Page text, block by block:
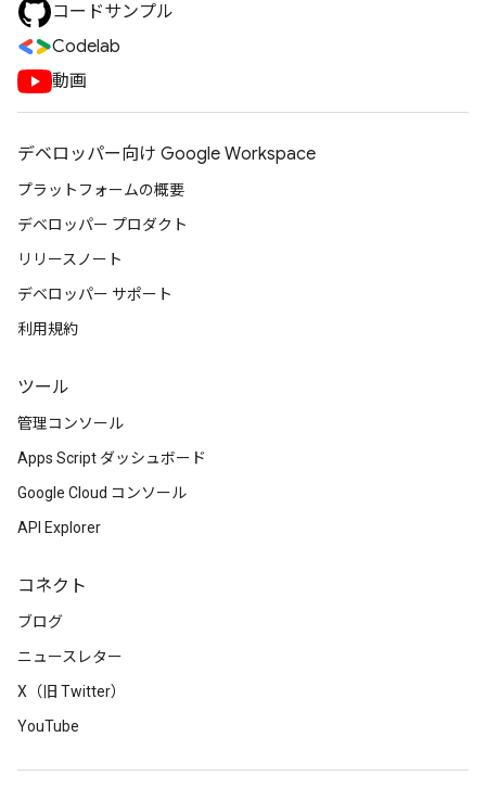
コードサンプル
Codelab
動画
デベロッパー向け Google Workspace
プラットフォームの概要
デベロッパー プロダクト
リリースノート
デベロッパー サポート
利用規約
ツール
管理コンソール
Apps Script ダッシュボード
Google Cloud コンソール
API Explorer
コネクト
ブログ
ニュースレター
X（旧 Twitter）
YouTube